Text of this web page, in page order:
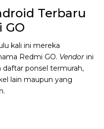
kali ini mereka
Redmi GO. Vendor ini
ponsel termurah,
lain maupun yang